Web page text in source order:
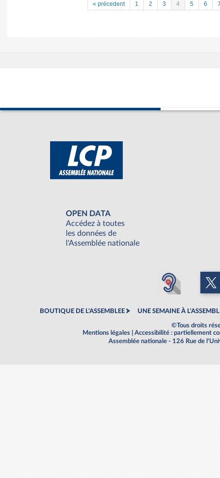
« précedent 1 2 3 4 5 6
OPEN DATA
Accédez à toutes
les données de
l'Assemblée nationale
BOUTIQUE DE L'ASSEMBLEE UNE SEMAINE À
©Tous droits
Mentions légales
Accessibilité : partiellement
Assemblée nationale - 126 Rue de